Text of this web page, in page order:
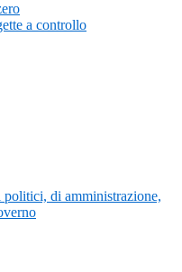
a controllo
di amministrazione,